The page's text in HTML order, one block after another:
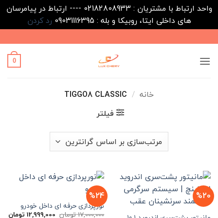
واحد ارتباط با مشتریان : 02182808933 ---- ارتباط در پیامرسان
های داخلی ایتا، روبیکا و بله : 09031116395
رد کردن
to
content
0
خانه /
فیلتر
%20
%24
نورپردازی حرفه ای داخل خودرو
17,000,000تومان قیمت
12,999,000 تومان